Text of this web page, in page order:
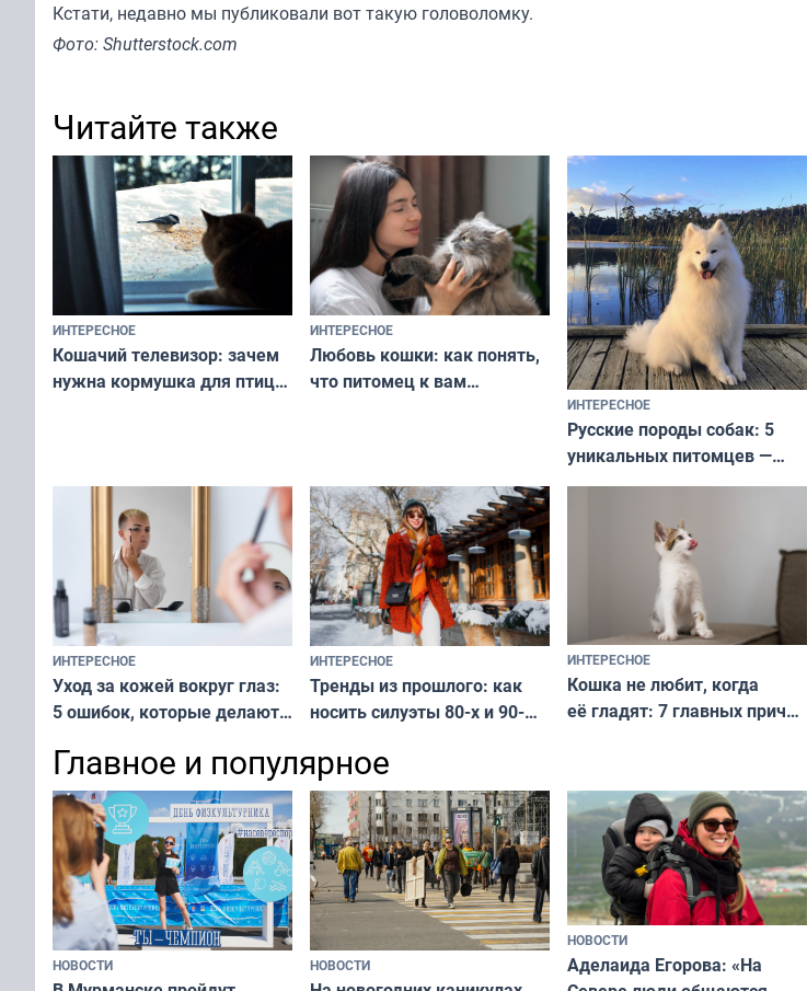
Кстати, недавно мы публиковали вот такую головоломку.
Фото: Shutterstock.com
Читайте также
ИНТЕРЕСНОЕ
Кошачий телевизор: зачем
нужна кормушка для птиц
ИНТЕРЕСНОЕ
Любовь кошки: как понять,
что питомец к вам
ИНТЕРЕСНОЕ
Русские породы собак: 5
уникальных питомцев —
национальные сокровища
и характером
ИНТЕРЕСНОЕ
Уход за кожей вокруг глаз:
5 ошибок, которые делают
и вернуть свежий взгляд
без дорогих средств
ИНТЕРЕСНОЕ
Тренды из прошлого: как
носить силуэты 80-х и 90-
современно и стильно без
переплат
ИНТЕРЕСНОЕ
Кошка не любит, когда
её гладят: 7 главных причин
независимому питомцу
Главное и популярное
НОВОСТИ НОВОСТИ
НОВОСТИ
Аделаида Егорова: «На